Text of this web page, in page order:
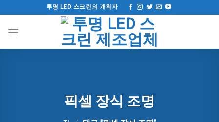
텐
투명 LED 스크린의 개척자
픽셀 장식 조명